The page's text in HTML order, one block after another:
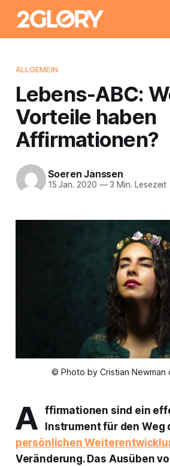
ALLGEMEIN
Lebens-ABC:
Vorteile haben
Affirmationen?
Soeren Janssen
15 Jan. 2020 —3 Min. Lesezeit
© Photo by Cristian Newman
A
ffirmationen sind ein
Instrument für den Weg
persönlichen
Veränderung. Das Ausüben